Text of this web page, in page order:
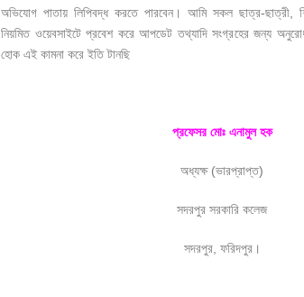
অভিযোগ পাতায় লিপিবদ্ধ করতে পারবেন। আমি সকল ছাত্র-ছাত্রী,
নিয়মিত ওয়েবসাইটে প্রবেশ করে আপডেট তথ্যাদি সংগ্রহের জন্য
হোক এই কামনা করে ইতি টানছি
প্রফেসর মোঃ এনামুল হক
অধ্যক্ষ (ভারপ্রাপ্ত)
সদরপুর সরকারি কলেজ
সদরপুর, ফরিদপুর।